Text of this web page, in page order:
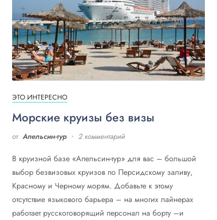
ЭТО ИНТЕРЕСНО
Морские круизы без визы
от Апельсин-тур 2 комментарий
В круизной базе «Апельсин-тур» для вас – большой
выбор безвизовых круизов по Персидскому заливу,
Красному и Черному морям. Добавьте к этому
отсутствие языкового барьера – на многих лайнерах
работает русскоговорящий персонал на борту –и